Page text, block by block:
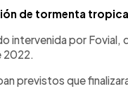
de tormenta
intervenida por
previstos que